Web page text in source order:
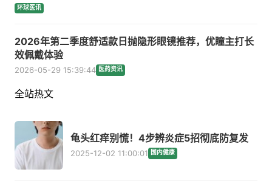
环球医讯
2026年第二季度舒适款日抛隐形眼镜推荐，优瞳主打长
效佩戴体验
2026-05-29 15:39:44 医药资讯
全站热文
龟头红痒别慌！4步辨炎症5招彻底防复发
2025-12-02 11:00:01 国内健康